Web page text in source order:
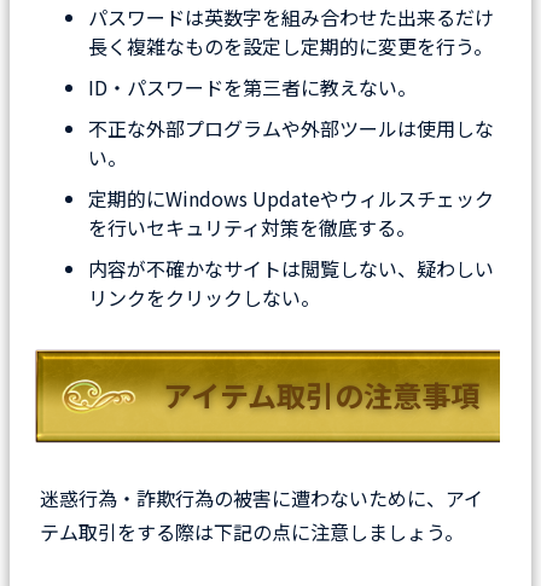
パスワードは英数字を組み合わせた出来るだけ
長く複雑なものを設定し定期的に変更を行う。
ID・パスワードを第三者に教えない。
不正な外部プログラムや外部ツールは使用しな
い。
定期的にWindows Updateやウィルスチェック
を行いセキュリティ対策を徹底する。
内容が不確かなサイトは閲覧しない、疑わしい
リンクをクリックしない。
アイテム取引の注意事項
迷惑行為・詐欺行為の被害に遭わないために、アイ
テム取引をする際は下記の点に注意しましょう。